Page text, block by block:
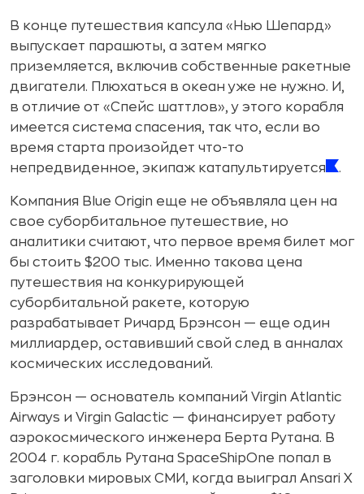
В конце путешествия капсула «Нью Шепард»
выпускает парашюты, а затем мягко
приземляется, включив собственные ракетные
двигатели. Плюхаться в океан уже не нужно. И,
в отличие от «Спейс шаттлов», у этого корабля
имеется система спасения, так что, если во
время старта произойдет что-то
непредвиденное, экипаж катапультируется
.
Компания Blue Origin еще не объявляла цен на
свое суборбитальное путешествие, но
аналитики считают, что первое время билет мог
бы стоить $200 тыс. Именно такова цена
путешествия на конкурирующей
суборбитальной ракете, которую
разрабатывает Ричард Брэнсон — еще один
миллиардер, оставивший свой след в анналах
космических исследований.
Брэнсон — основатель компаний Virgin Atlantic
Airways и Virgin Galactic — финансирует работу
аэрокосмического инженера Берта Рутана. В
2004 г. корабль Рутана SpaceShipOne попал в
заголовки мировых СМИ, когда выиграл Ansari X